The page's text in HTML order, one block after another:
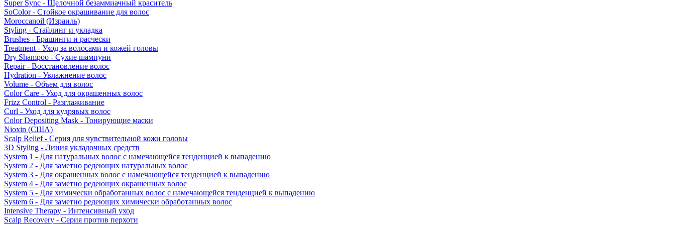
Super Sync - Щелочной безаммиачный краситель
SoColor - Стойкое окрашивание для волос
Moroccanoil (Израиль)
Styling - Стайлинг и укладка
Brushes - Брашинги и расчески
Treatment - Уход за волосами и кожей головы
Dry Shampoo - Сухие шампуни
Repair - Восстановление волос
Hydration - Увлажнение волос
Volume - Объем для волос
Color Care - Уход для окрашенных волос
Frizz Control - Разглаживание
Curl - Уход для кудрявых волос
Color Depositing Mask - Тонирующие маски
Nioxin (США)
Scalp Relief - Серия для чувствительной кожи головы
3D Styling - Линия укладочных средств
System 1 - Для натуральных волос с намечающейся тенденцией к выпадению
System 2 - Для заметно редеющих натуральных волос
System 3 - Для окрашенных волос с намечающейся тенденцией к выпадению
System 4 - Для заметно редеющих окрашенных волос
System 5 - Для химически обработанных волос с намечающейся тенденцией к выпадению
System 6 - Для заметно редеющих химически обработанных волос
Intensive Therapy - Интенсивный уход
Scalp Recovery - Серия против перхоти